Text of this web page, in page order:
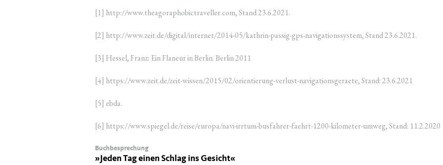
[1] http://www.theagoraphobictraveller.com, Stand 23.6.2021.
[2] http://www.zeit.de/digital/internet/2014-05/kathrin-passig-gps-navigationssystem, Stand 23.6.2021.
[3] Hes­sel, Franz: Ein Fla­neur in Ber­lin. Ber­lin 2011
[4] https://www.zeit.de/zeit-wissen/2015/02/orientierung-verlust-navigationsgeraete, Stand: 23.6.2021
[5] ebda.
[6] https://www.spiegel.de/reise/europa/navi-irrtum-busfahrer-faehrt-1200-kilometer-umweg, Stand: 11.2.2020
Buchbesprechung
» Jeden Tag einen Schlag ins Gesicht«